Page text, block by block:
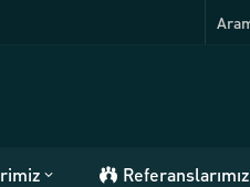
Referanslarımız